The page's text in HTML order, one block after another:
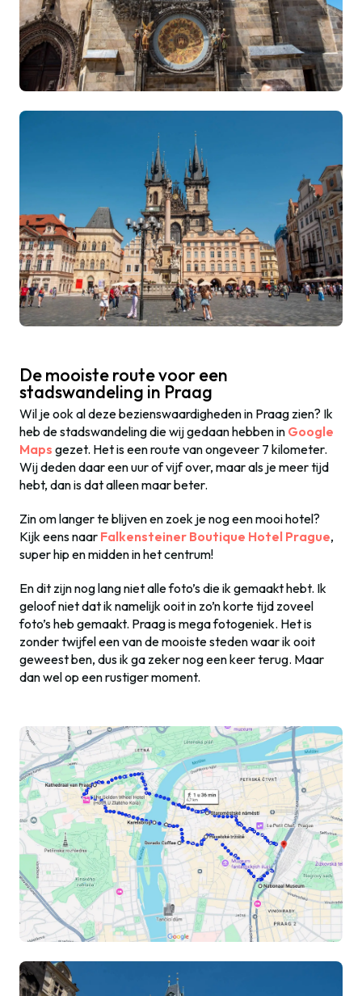
De mooiste route voor een
stadswandeling in Praag
Wil je ook al deze bezienswaardigheden in Praag zien? Ik
heb de stadswandeling die wij gedaan hebben in Google
Maps gezet. Het is een route van ongeveer 7 kilometer.
Wij deden daar een uur of vijf over, maar als je meer tijd
hebt, dan is dat alleen maar beter.
Zin om langer te blijven en zoek je nog een mooi hotel?
Kijk eens naar Falkensteiner Boutique Hotel Prague,
super hip en midden in het centrum!
En dit zijn nog lang niet alle foto’s die ik gemaakt hebt. Ik
geloof niet dat ik namelijk ooit in zo’n korte tijd zoveel
foto’s heb gemaakt. Praag is mega fotogeniek. Het is
zonder twijfel een van de mooiste steden waar ik ooit
geweest ben, dus ik ga zeker nog een keer terug. Maar
dan wel op een rustiger moment.